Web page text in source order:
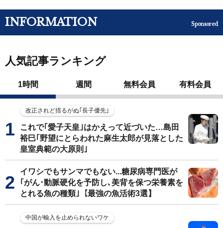
INFORMATION Sponsored
人気記事ランキング
1時間 週間 無料会員 有料会員
改正されど揺るがぬ｢長子優先｣
これで｢愛子天皇｣はかえって近づいた…島田
裕巳｢野望にとらわれた麻生太郎が見落とした
皇室典範の大原則｣
イワシでもサンマでもない...糖尿病専門医が
｢がん･動脈硬化を予防し､美背を保つ栄養素を
とれる魚の種類｣【最強の魚活術3選】
中国が輸入を止められないワケ